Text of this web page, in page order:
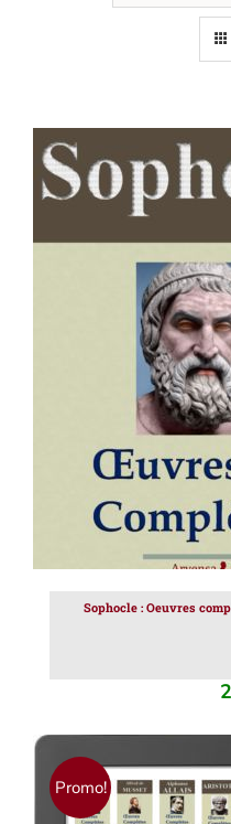
AJOUTER AU PANIER
Sophocle : Oeuvres
Promo!